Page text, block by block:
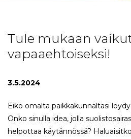
Tule mukaan
vapaaehtoiseksi!
3.5.2024
Eikö omalta paikkakunnaltasi
Onko sinulla idea, jolla
helpottaa käytännössä?